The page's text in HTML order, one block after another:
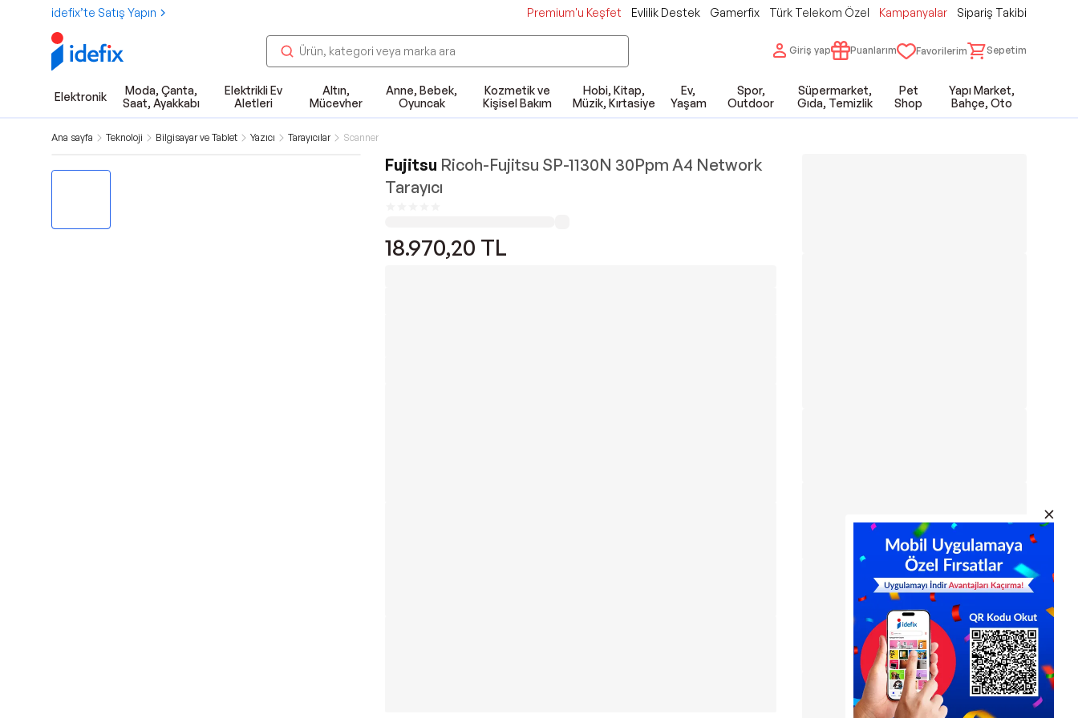
idefix’te Satış Yapın Premium'u Keşfet Evlilik Destek Gamerfix Türk Telekom Özel Kampanyalar Sipariş Takibi
Giriş yap Puanlarım Favorilerim Sepetim
Elektronik
Moda, Çanta,
Saat, Ayakkabı
Elektrikli Ev
Aletleri
Altın,
Mücevher
Anne, Bebek,
Oyuncak
Kozmetik ve
Kişisel Bakım
Hobi, Kitap,
Müzik, Kırtasiye
Ev,
Yaşam
Spor,
Outdoor
Süpermarket,
Gıda, Temizlik
Pet
Shop
Yapı Market,
Bahçe, Oto
Ana sayfa Teknoloji Bilgisayar ve Tablet Yazıcı Tarayıcılar Scanner
Fujitsu Ricoh-Fujitsu SP-1130N 30Ppm A4 Network
Tarayıcı
18.970,20 TL